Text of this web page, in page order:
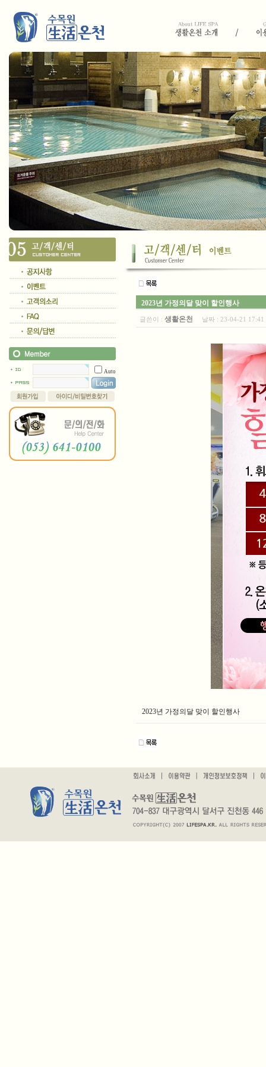
Auto
2023년 가정의달 맞이 할인행사
글쓴이 : 생활온천 날짜 : 23-04-21
2023년 가정의달 맞이 할인행사